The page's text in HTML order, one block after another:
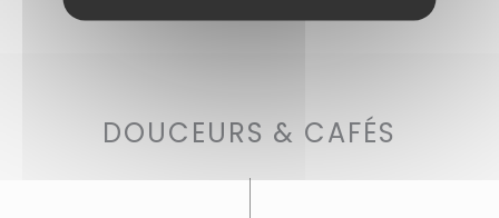
DOUCEURS & CAFÉS